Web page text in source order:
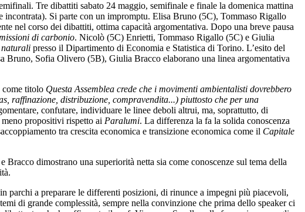
Tre dibattiti sabato 24 maggio, semifinale e finale la domenica mattina
Si parte con un impromptu. Elisa Bruno (5C), Tommaso Rigallo
nel corso dei dibattiti, ottima capacità argomentativa. Dopo una breve pausa
di carbonio. Nicolò (5C) Enrietti, Tommaso Rigallo (5C) e Giulia
naturali presso il Dipartimento di Economia e Statistica di Torino. L’esito del
Bruno, Sofia Olivero (5B), Giulia Bracco elaborano una linea argomentativa
come titolo Questa Assemblea crede che i movimenti ambientalisti dovrebbero
raffinazione, distribuzione, compravendita...) piuttosto che per una
confutare, individuare le linee deboli altrui, ma, soprattutto, di
propositivi rispetto ai Paralumi. La differenza la fa la solida conoscenza
tra crescita economica e transizione economica come il Capitale
dimostrano una superiorità netta sia come conoscenze sul tema della
parchi a preparare le differenti posizioni, di rinunce a impegni più piacevoli,
di grande complessità, sempre nella convinzione che prima dello speaker ci